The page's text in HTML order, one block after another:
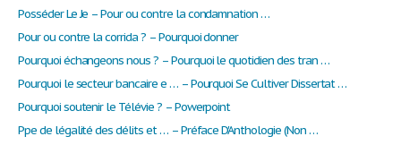
Posséder Le Je – Pour ou contre la condamnation …
Pour ou contre la corrida ? – Pourquoi donner
Pourquoi échangeons nous ? – Pourquoi le quotidien des tran …
Pourquoi le secteur bancaire e … – Pourquoi Se Cultiver Dissertat …
Pourquoi soutenir le Télévie ? – Powerpoint
Ppe de légalité des délits et … – Préface D'Anthologie (Non …